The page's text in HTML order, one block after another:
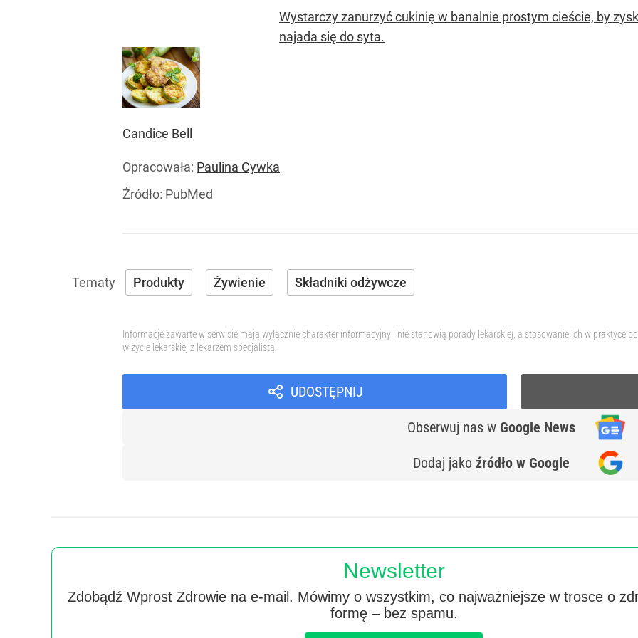
Wystarczy zanurzyć cukinię w banalnie prostym cieście, by
najada się do syta.
Candice Bell
Opracowała: Paulina Cywka
Źródło: PubMed
Produkty Żywienie Składniki odżywcze
Informacje zawarte w serwisie mają wyłącznie charakter informacyjny i nie stanowią porady lekarskiej, a stosowanie ich w praktyce
wizycie lekarskiej z lekarzem specjalistą.
UDOSTĘPNIJ
Obserwuj nas w Google News
Dodaj jako źródło w Google
Newsletter
Zdobądź Wprost Zdrowie na e-mail. Mówimy o wszystkim, co najważniejsze w trosce o
formę – bez spamu.